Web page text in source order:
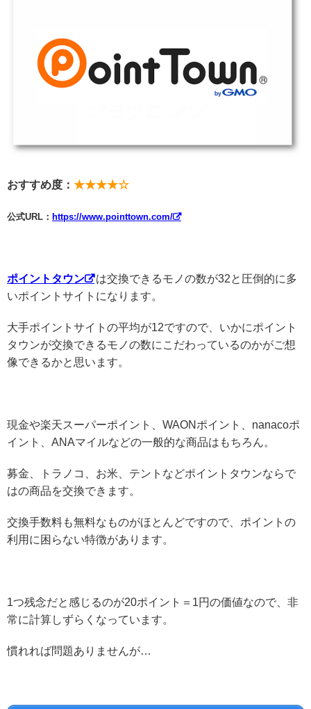
おすすめ度： ★★★★☆
公式URL： https://www.pointtown.com/
ポイントタウン
は交換できるモノの数が32と圧倒的に多
いポイントサイトになります。
大手ポイントサイトの平均が12ですので、いかにポイント
タウンが交換できるモノの数にこだわっているのかがご想
像できるかと思います。
現金や楽天スーパーポイント、WAONポイント、nanacoポ
イント、ANAマイルなどの一般的な商品はもちろん。
募金、トラノコ、お米、テントなどポイントタウンならで
はの商品を交換できます。
交換手数料も無料なものがほとんどですので、ポイントの
利用に困らない特徴があります。
1つ残念だと感じるのが20ポイント＝1円の価値なので、非
常に計算しずらくなっています。
慣れれば問題ありませんが…